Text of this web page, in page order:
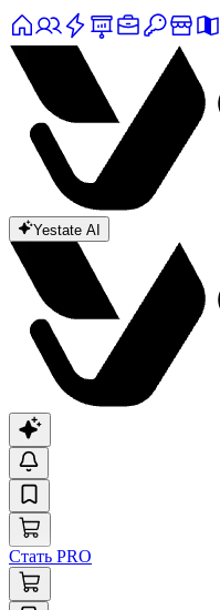
Yestate AI
Стать PRO